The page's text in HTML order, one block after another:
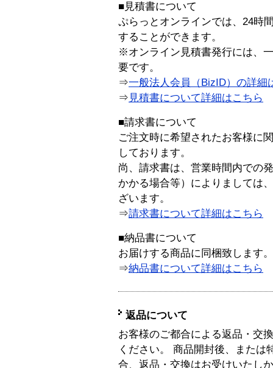
■見積書について
ぷらっとオンラインでは、24時
することができます。
※オンライン見積書発行には、
要です。
⇒一般法人会員（BizID）の詳細
⇒ 見積書について詳細はこちら
■請求書について
ご注文時に希望されたお客様に
しております。
尚、請求書は、営業時間内での
かかる場合等）によりましては
ざいます。
⇒請求書について詳細はこちら
■納品書について
お届けする商品に同梱致します。
⇒納品書について詳細はこちら
返品について
お客様のご都合による返品・交
ください。 商品開封後、または
合、返品・交換はお受けいたし